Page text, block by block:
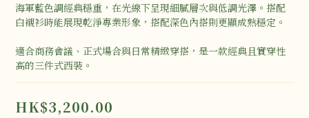
海軍藍色調經典穩重，在光線下呈現細膩層次與低調光澤。搭配
白襯衫時能展現乾淨專業形象，搭配深色內搭則更顯成熟穩定。
適合商務會議、正式場合與日常精緻穿搭，是一款經典且實穿性
高的三件式西裝。
HK$3,200.00